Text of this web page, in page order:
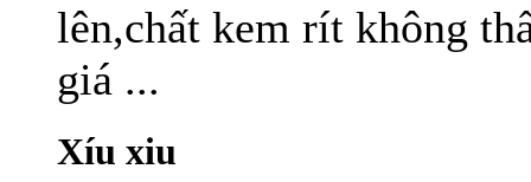
lên,chất kem rít không
giá ...
Xíu xiu